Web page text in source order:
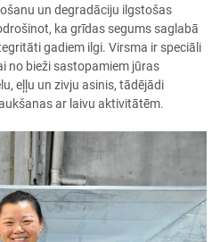
un degradāciju ilgstošas
ka grīdas segums saglabā
gadiem ilgi. Virsma ir speciāli
no bieži sastopamiem jūras
eļļu un zivju asinis, tādējādi
ar laivu aktivitātēm.